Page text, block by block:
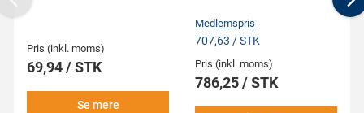
Pris (inkl. moms)
69,94 / STK
Se mere
Medlemspris
707,63 / STK
Pris (inkl. moms)
786,25 / STK
Previous